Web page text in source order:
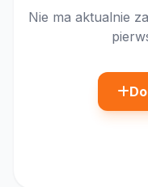
Nie ma aktualnie